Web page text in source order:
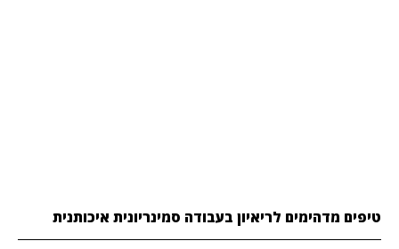
טיפים מדהימים לריאיון בעבודה סמינריונית איכותנית